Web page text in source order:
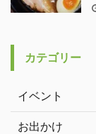
カテゴリー
イベント
お出かけ